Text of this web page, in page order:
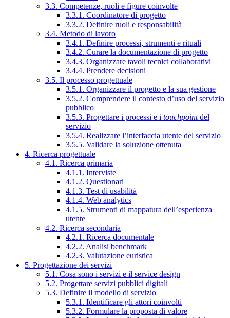
3.3. Competenze, ruoli e figure coinvolte
3.3.1. Coordinatore di progetto
3.3.2. Definire ruoli e responsabilità
3.4. Metodo di lavoro
3.4.1. Definire processi, strumenti e rituali
3.4.2. Curare la documentazione di progetto
3.4.3. Organizzare tavoli tecnici collaborativi
3.4.4. Prendere decisioni
3.5. Il processo progettuale
3.5.1. Organizzare il progetto e la sua gestione
3.5.2. Comprendere il contesto d’uso del servizio
pubblico
3.5.3. Progettare i processi e i touchpointdel
servizio
3.5.4. Realizzare l’interfaccia utente del servizio
3.5.5. Validare la soluzione ottenuta
4. Ricerca progettuale
4.1. Ricerca primaria
4.1.1. Interviste
4.1.2. Questionari
4.1.3. Test di usabilità
4.1.4. Web analytics
4.1.5. Strumenti di mappatura dell’esperienza
utente
4.2. Ricerca secondaria
4.2.1. Ricerca documentale
4.2.2. Analisi benchmark
4.2.3. Valutazione euristica
5. Progettazione dei servizi
5.1. Cosa sono i servizi e il service design
5.2. Progettare servizi pubblici digitali
5.3. Definire il modello di servizio
5.3.1. Identificare gli attori coinvolti
5.3.2. Formulare la proposta di valore